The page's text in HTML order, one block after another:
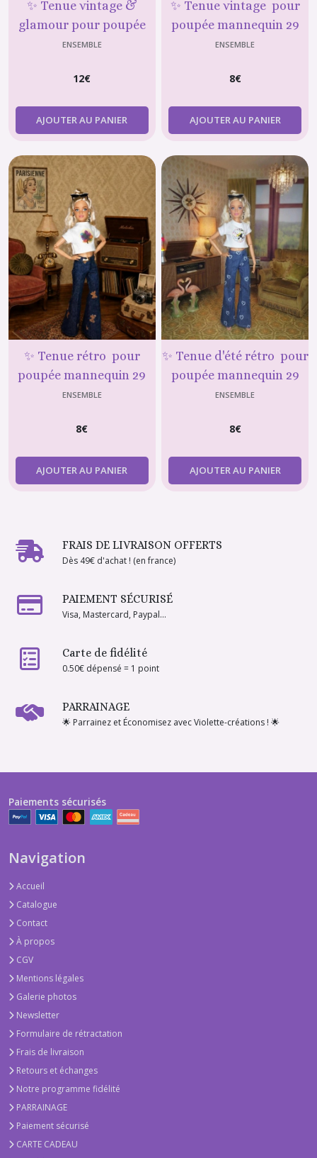
✨ Tenue vintage &
glamour pour poupée
mannequin 29 cm type
ENSEMBLE
12€
AJOUTER AU PANIER
✨ Tenue vintage pour
poupée mannequin 29
cm –jean patte d’eph &
ENSEMBLE
8€
AJOUTER AU PANIER
✨ Tenue rétro pour
poupée mannequin 29
cm –jean patte d’eph &
ENSEMBLE
8€
AJOUTER AU PANIER
✨ Tenue d'été rétro pour
poupée mannequin 29
cm –jean patte d’eph &
ENSEMBLE
8€
AJOUTER AU PANIER
FRAIS DE LIVRAISON OFFERTS
Dès 49€ d'achat ! (en france)
PAIEMENT SÉCURISÉ
Visa, Mastercard, Paypal...
Carte de fidélité
0.50€ dépensé = 1 point
PARRAINAGE
🌟 Parrainez et Économisez avec Violette-créations ! 🌟
Paiements sécurisés
Navigation
Accueil
Catalogue
Contact
À propos
CGV
Mentions légales
Galerie photos
Newsletter
Formulaire de rétractation
Frais de livraison
Retours et échanges
Notre programme fidélité
PARRAINAGE
Paiement sécurisé
CARTE CADEAU